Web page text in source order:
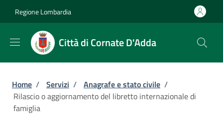
Regione Lombardia
Città di Cornate D'Adda
Briciole di pane
Home / Servizi / Anagrafe e stato civile /
Rilascio o aggiornamento del libretto internazionale di
famiglia